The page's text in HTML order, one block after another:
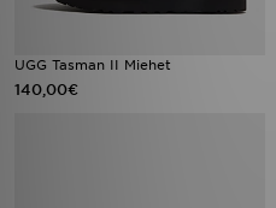
UGG Tasman II Miehet
140,00€